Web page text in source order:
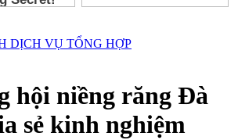
DỊCH VỤ TỔNG HỢP
hội niềng răng Đà
sẻ kinh nghiệm